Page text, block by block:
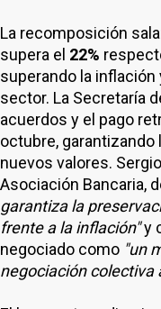
La recomposición
supera el 22%
superando la inflación
sector. La Secretaría
acuerdos y el pago
octubre,
nuevos valores.
Asociación Bancaria,
garantiza la
frente a la inflación"y
negociado como "un
negociación colectiva